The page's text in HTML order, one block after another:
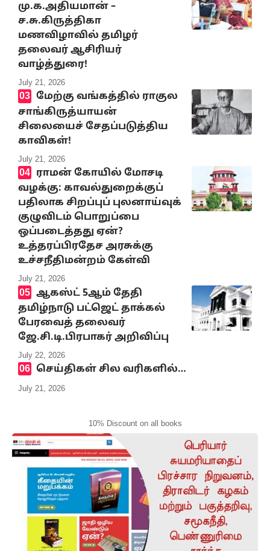
மு.க.அதியமான் –
ச.சு.கிருத்திகா
மணவிழாவில் தமிழர்
தலைவர் ஆசிரியர்
வாழ்த்துரை!
July 21, 2026
மேற்கு வங்கத்தில் ராகுல
சாங்கிருத்யாயன்
சிலையைச் சேதப்படுத்திய
காவிகள்!
July 21, 2026
ராமன் கோயில் மோசடி
வழக்கு: காவல்துறைக்குப்
பதிலாக சிறப்புப் புலனாய்வுக்
குழுவிடம் பொறுப்பை
ஒப்படைத்தது ஏன்?
உத்தரப்பிரதேச அரசுக்கு
உச்சநீதிமன்றம் கேள்வி
July 21, 2026
ஆகஸ்ட் 5ஆம் தேதி
தமிழ்நாடு பட்ஜெட் தாக்கல்
பேரவைத் தலைவர்
ஜே.சி.டி.பிரபாகர் அறிவிப்பு
July 22, 2026
செய்திகள் சில வரிகளில்…
July 21, 2026
10% Discount on all books